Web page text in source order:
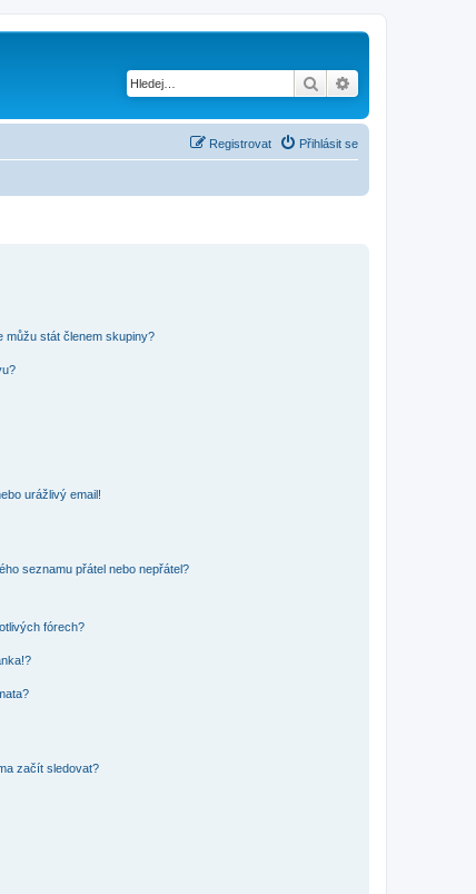
Hledat
Přihlásit se
Registrovat
můžu stát členem skupiny?
urážlivý email!
seznamu přátel nebo nepřátel?
fórech?
začít sledovat?